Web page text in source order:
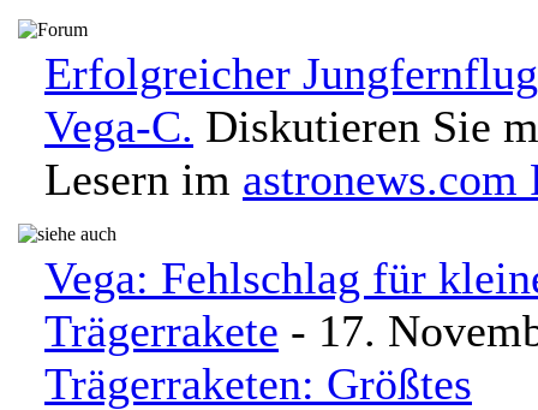
Erfolgreicher
Vega-C. Diskutieren Sie
Lesern im astronews.com
Vega: Fehlschlag für
Trägerrakete - 17.
Trägerraketen: Größtes